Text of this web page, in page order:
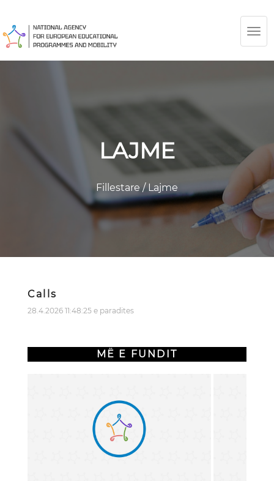
LAJME
Fillestare/Lajme
Calls
28.4.2026 11:48:25 e paradites
MË E FUNDIT